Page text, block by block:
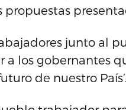
junto al
a los gobernantes
de nuestro